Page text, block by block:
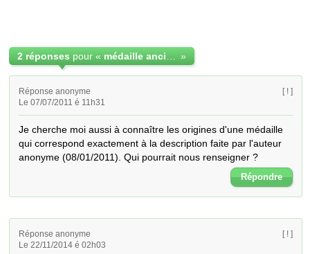
2 réponses pour « »
Réponse anonyme
Le 07/07/2011 é 11h31
[ ! ]
Je cherche moi aussi à connaître les origines d'une médaille
qui correspond exactement à la description faite par l'auteur
anonyme (08/01/2011). Qui pourrait nous renseigner ?
Répondre
Réponse anonyme
Le 22/11/2014 é 02h03
[ ! ]